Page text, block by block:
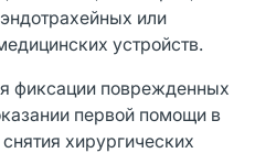
или
устройств.
фиксации поврежденных
первой помощи в
хирургических